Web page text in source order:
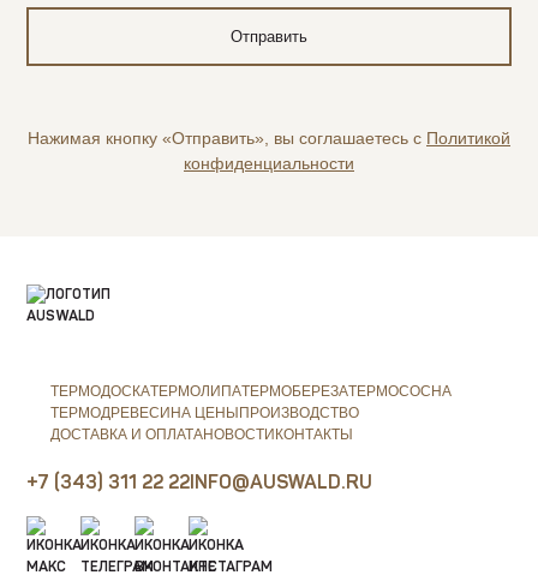
Нажимая кнопку «Отправить», вы соглашаетесь с Политикой
конфиденциальности
ТЕРМОДОСКАТЕРМОЛИПАТЕРМОБЕРЕЗАТЕРМОСОСНА
ТЕРМОДРЕВЕСИНА ЦЕНЫ ПРОИЗВОДСТВО
ДОСТАВКА И ОПЛАТАНОВОСТИ КОНТАКТЫ
+7 (343) 311 22 22 INFO@AUSWALD.RU